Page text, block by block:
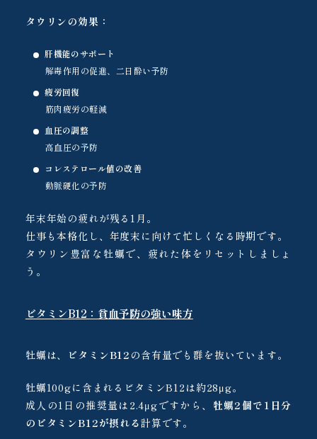
タウリンの効果：
肝機能のサポート
解毒作用の促進、二日酔い予防
疲労回復
筋肉疲労の軽減
血圧の調整
高血圧の予防
コレステロール値の改善
動脈硬化の予防
年末年始の疲れが残る1月。
仕事も本格化し、年度末に向けて忙しくなる時期です。
タウリン豊富な牡蠣で、疲れた体をリセットしましょ
う。
ビタミンB12：貧血予防の強い味方
牡蠣は、 ビタミンB12 の含有量でも群を抜いています。
牡蠣100gに含まれるビタミンB12は約28μg。
成人の1日の推奨量は2.4μgですから、 牡蠣2個で1日分
のビタミンB12が摂れる計算です。